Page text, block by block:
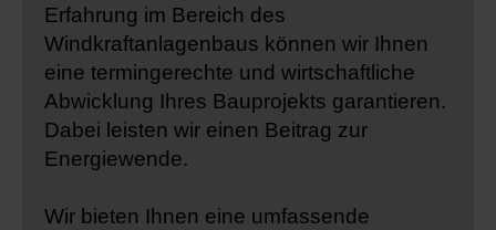
Erfahrung im Bereich des
Windkraftanlagenbaus können wir Ihnen
eine termingerechte und wirtschaftliche
Abwicklung Ihres Bauprojekts garantieren.
Dabei leisten wir einen Beitrag zur
Energiewende.
Wir bieten Ihnen eine umfassende